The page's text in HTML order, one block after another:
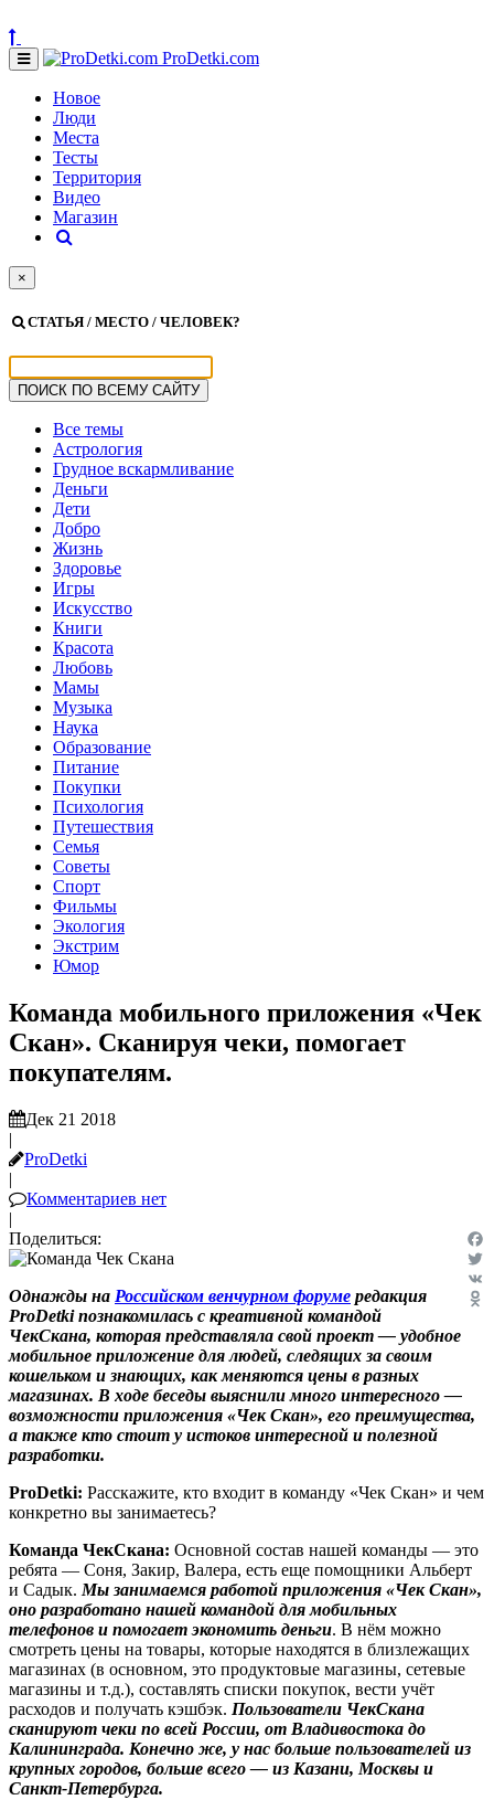
ProDetki.com
Новое
Люди
Места
Тесты
Территория
Видео
Магазин
×
СТАТЬЯ / МЕСТО / ЧЕЛОВЕК?
Все темы
Астрология
Грудное вскармливание
Деньги
Дети
Добро
Жизнь
Здоровье
Игры
Искусство
Книги
Красота
Любовь
Мамы
Музыка
Наука
Образование
Питание
Покупки
Психология
Путешествия
Семья
Советы
Спорт
Фильмы
Экология
Экстрим
Юмор
Команда мобильного приложения «Чек
Скан». Сканируя чеки, помогает
покупателям.
Дек 21 2018
|
ProDetki
|
Комментариев нет
|
Поделиться:
VK
Однажды на Российском венчурном форуме редакция
ProDetki познакомилась с креативной командой
ЧекСкана, которая представляла свой проект — удобное
мобильное приложение для людей, следящих за своим
кошельком и знающих, как меняются цены в разных
магазинах. В ходе беседы выяснили много интересного —
возможности приложения «Чек Скан», его преимущества,
а также кто стоит у истоков интересной и полезной
разработки.
ProDetki: Расскажите, кто входит в команду «Чек Скан» и чем
конкретно вы занимаетесь?
Команда ЧекСкана: Основной состав нашей команды — это
ребята — Соня, Закир, Валера, есть еще помощники Альберт
и Садык. Мы занимаемся работой приложения «Чек Скан»,
оно разработано нашей командой для мобильных
телефонов и помогает экономить деньги. В нём можно
смотреть цены на товары, которые находятся в близлежащих
магазинах (в основном, это продуктовые магазины, сетевые
магазины и т.д.), составлять списки покупок, вести учёт
расходов и получать кэшбэк. Пользователи ЧекСкана
сканируют чеки по всей России, от Владивостока до
Калининграда. Конечно же, у нас больше пользователей из
крупных городов, больше всего — из Казани, Москвы и
Санкт-Петербурга.